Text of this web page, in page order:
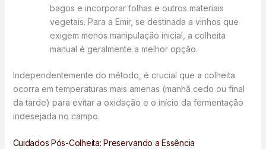
bagos e incorporar folhas e outros materiais
vegetais. Para a Emir, se destinada a vinhos que
exigem menos manipulação inicial, a colheita
manual é geralmente a melhor opção.
Independentemente do método, é crucial que a colheita
ocorra em temperaturas mais amenas (manhã cedo ou final
da tarde) para evitar a oxidação e o início da fermentação
indesejada no campo.
Cuidados Pós-Colheita: Preservando a Essência